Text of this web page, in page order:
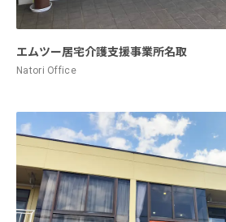
エムツー居宅介護支援事業所名取
Natori Office